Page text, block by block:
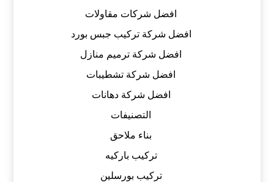
افضل شركات مقاولات
افضل شركة تركيب جبس بورد
افضل شركة ترميم منازل
افضل شركة تشطيبات
افضل شركة دهانات
التصنيفات
بناء ملاحق
تركيب باركيه
تركيب بورسلين